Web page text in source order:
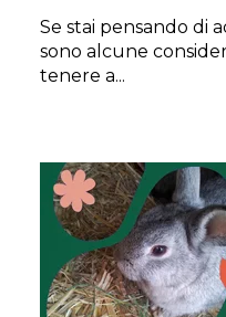
Se stai pensando di
sono alcune
tenere a...